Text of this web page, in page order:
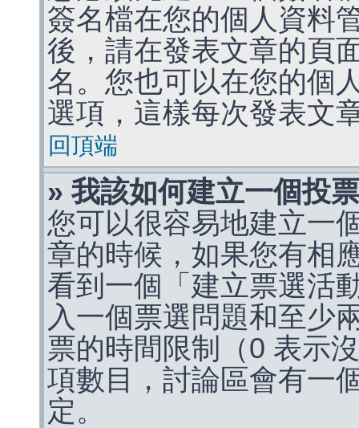
簽名檔在您的個人資料
後，請在發表文章的頁
名。您也可以在您的個
選項，這樣每次發表文
回頂端
» 我該如何建立一個投
您可以很容易地建立一
章的時候，如果您有相
看到一個「建立票選活
入一個票選問題和至少
票的時間限制（0 表示
項數目，討論區會有一
定。